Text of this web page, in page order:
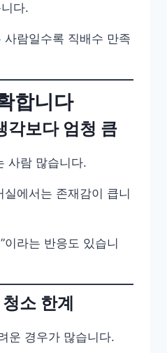
다.
람일수록 직배수 만족
합니다
각보다 엄청 큼
사람 많습니다.
에서는 존재감이 큽니
이라는 반응도 있습니
소 한계
운 경우가 많습니다.